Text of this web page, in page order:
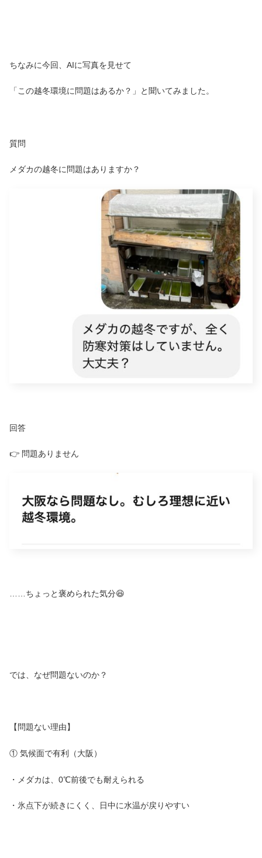
ちなみに今回、AIに写真を見せて
「この越冬環境に問題はあるか？」と聞いてみました。
質問
メダカの越冬に問題はありますか？
回答
👉 問題ありません
……ちょっと褒められた気分😆
では、なぜ問題ないのか？
【問題ない理由】
① 気候面で有利（大阪）
・メダカは、0℃前後でも耐えられる
・氷点下が続きにくく、日中に水温が戻りやすい